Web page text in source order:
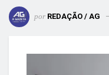
por REDAÇÃO / AG